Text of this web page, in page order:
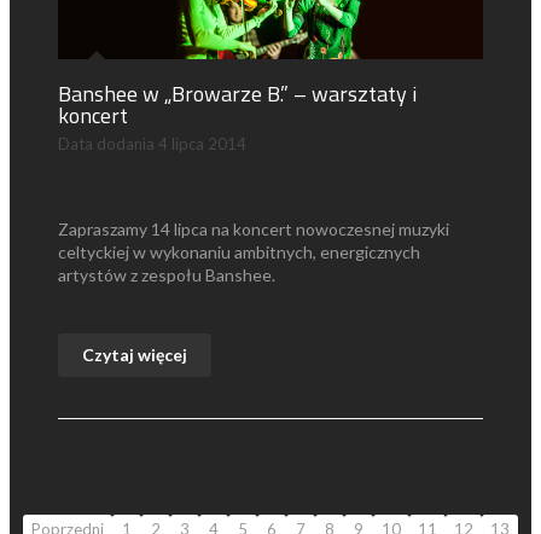
Banshee w „Browarze B.” – warsztaty i
koncert
Data dodania 4 lipca 2014
Zapraszamy 14 lipca na koncert nowoczesnej muzyki
celtyckiej w wykonaniu ambitnych, energicznych
artystów z zespołu Banshee.
Czytaj więcej
Poprzedni 1 2 3 4 5 6 7 8 9 10 11 12
13